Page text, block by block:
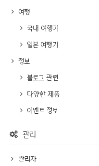
여행
국내 여행기
일본 여행기
정보
블로그 관련
다양한 제품
이벤트 정보
관리
관리자